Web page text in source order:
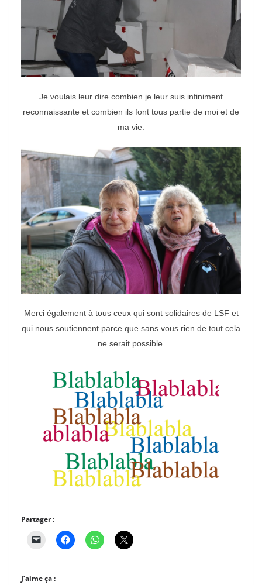
Je voulais leur dire combien je leur suis infiniment
reconnaissante et combien ils font tous partie de moi et de
ma vie.
Merci également à tous ceux qui sont solidaires de LSF et
qui nous soutiennent parce que sans vous rien de tout cela
ne serait possible.
Partager :
J’aime ça :